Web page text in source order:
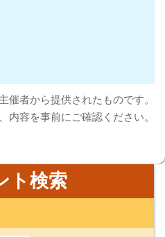
催者から提供されたものです。
内容を事前にご確認ください。
ト検索